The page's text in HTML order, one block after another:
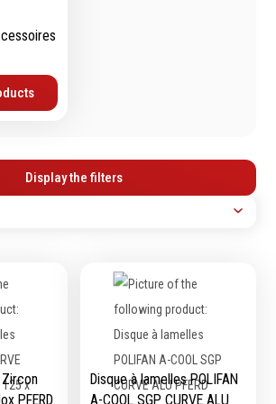
Display the filters
Zircon
PFERD
Disque à lamelles POLIFAN
A-COOL SGP CURVE ALU